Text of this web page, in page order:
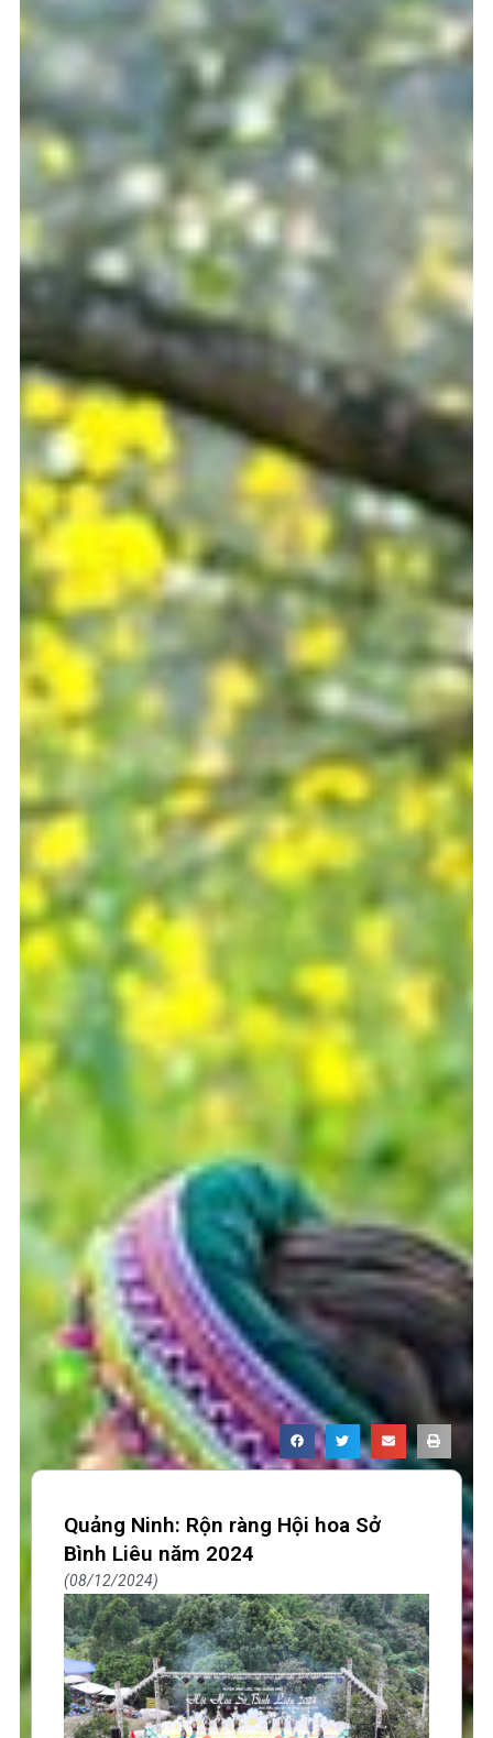
Quảng Ninh: Rộn ràng Hội hoa Sở
Bình Liêu năm 2024
08/12/2024